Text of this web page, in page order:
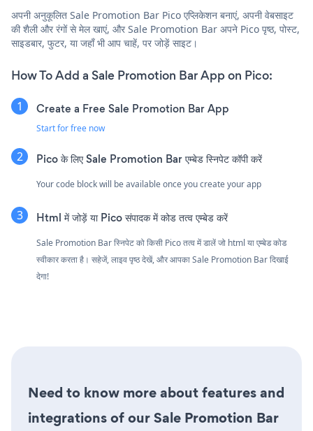
अपनी अनुकूलित Sale Promotion Bar Pico एप्लिकेशन बनाएं, अपनी वेबसाइट
की शैली और रंगों से मेल खाएं, और Sale Promotion Bar अपने Pico पृष्ठ, पोस्ट,
साइडबार, फुटर, या जहाँ भी आप चाहें, पर जोड़ें साइट।
How To Add a Sale Promotion Bar App on Pico:
Create a Free Sale Promotion Bar App
Start for free now
Pico के लिए Sale Promotion Bar एम्बेड स्निपेट कॉपी करें
Your code block will be available once you create your app
Html में जोड़ें या Pico संपादक में कोड तत्व एम्बेड करें
Sale Promotion Bar स्निपेट को किसी Pico तत्व में डालें जो html या एम्बेड कोड
स्वीकार करता है। सहेजें, लाइव पृष्ठ देखें, और आपका Sale Promotion Bar दिखाई
देगा!
Need to know more about features and
integrations of our Sale Promotion Bar